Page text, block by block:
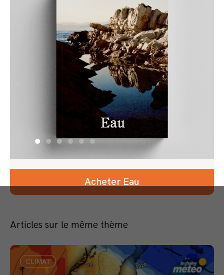
Acheter Eau
Articles sur le même thème
CLIMAT